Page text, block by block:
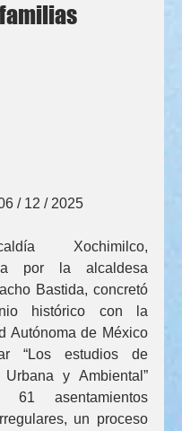
de 5 estrellas.
06 / 12 / 2025
Xochimilco,
por la alcaldesa
Bastida, concretó
histórico con la
Autónoma de México
“Los estudios de
Urbana y Ambiental”
61 asentamientos
un proceso